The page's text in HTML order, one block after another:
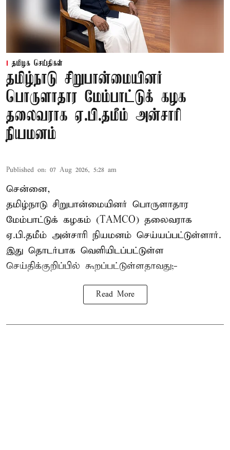
தமிழக செய்திகள்
தமிழ்நாடு சிறுபான்மையினர்
பொருளாதார மேம்பாட்டுக் கழக
தலைவராக ஏ.பி.தமீம் அன்சாரி
நியமனம்
Published on: 07 Aug 2026, 5:28 am
சென்னை,
தமிழ்நாடு சிறுபான்மையினர் பொருளாதார
மேம்பாட்டுக் கழகம் (TAMCO) தலைவராக
ஏ.பி.தமீம் அன்சாரி நியமனம் செய்யப்பட்டுள்ளார்.
இது தொடர்பாக வெளியிடப்பட்டுள்ள
செய்திக்குறிப்பில் கூறப்பட்டுள்ளதாவது;-
Read More